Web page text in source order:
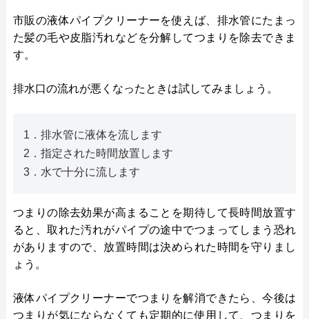
市販の液体パイプクリーナーを使えば、排水管にたまっ
た髪の毛や皮脂汚れなどを分解してつまりを除去できま
す。
排水口の流れが悪くなったときは試してみましょう。
1．排水管に液体を流します
2．指定された時間放置します
3．水で十分に流します
つまりの除去効果が高まることを期待して長時間放置す
ると、取れた汚れがパイプの途中でつまってしまう恐れ
がありますので、放置時間は決められた時間を守りまし
ょう。
液体パイプクリーナーでつまりを解消できたら、今後は
つまりが気にならなくても定期的に使用して、つまりを